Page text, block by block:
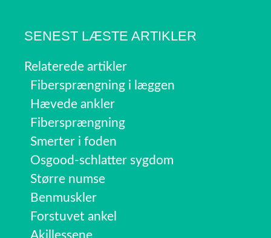
SENEST LÆSTE ARTIKLER
Relaterede artikler
Fibersprængning i læggen
Hævede ankler
Fibersprængning
Smerter i foden
Osgood-schlatter sygdom
Større numse
Benmuskler
Forstuvet ankel
Akillessene